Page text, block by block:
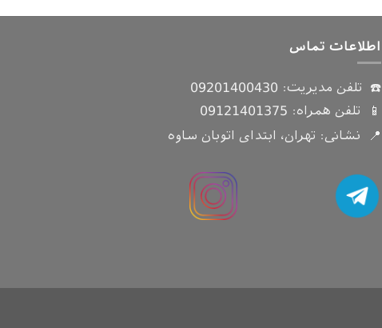
اطلاعات تماس
☎️ تلفن مدیریت: 09201400430
📱 تلفن همراه: 09121401375
📍 نشانی: تهران، ابتدای اتوبان ساوه